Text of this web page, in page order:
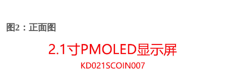
图2：正面图